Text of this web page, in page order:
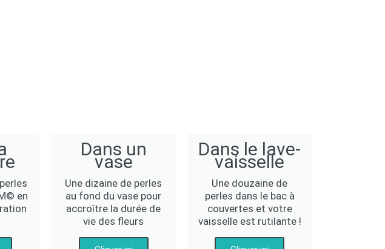
en
Dans un
vase
Une dizaine de perles
au fond du vase pour
accroître la durée de
vie des fleurs
Dans le lave-
vaisselle
Une douzaine de
perles dans le bac à
couvertes et votre
vaisselle est rutilante !